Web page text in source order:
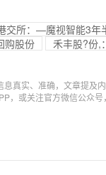
交所：—魔视智能3年
购股份
禾丰股?份,
息真实、准确，文章提及
，或关注官方微信公众